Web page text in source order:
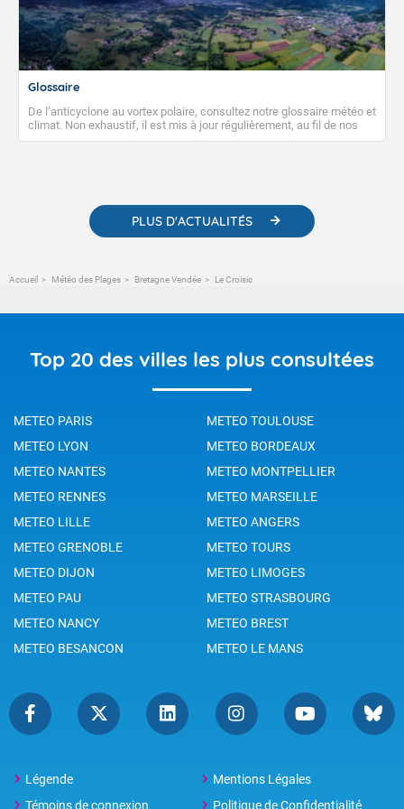
Glossaire
De l’anticyclone au vortex polaire, consultez notre glossaire météo et
climat. Non exhaustif, il est mis à jour régulièrement, au fil de nos
publications. Vous y trouverez également des liens utiles vers nos
PLUS D'ACTUALITÉS
Accueil Météo des Plages Bretagne Vendée Le Croisic
Top 20 des villes les plus consultées
METEO PARIS
METEO TOULOUSE
METEO LYON
METEO BORDEAUX
METEO NANTES
METEO MONTPELLIER
METEO RENNES
METEO MARSEILLE
METEO LILLE
METEO ANGERS
METEO GRENOBLE
METEO TOURS
METEO DIJON
METEO LIMOGES
METEO PAU
METEO STRASBOURG
METEO NANCY
METEO BREST
METEO BESANCON
METEO LE MANS
Légende
Mentions Légales
Témoins de connexion
Politique de Confidentialité